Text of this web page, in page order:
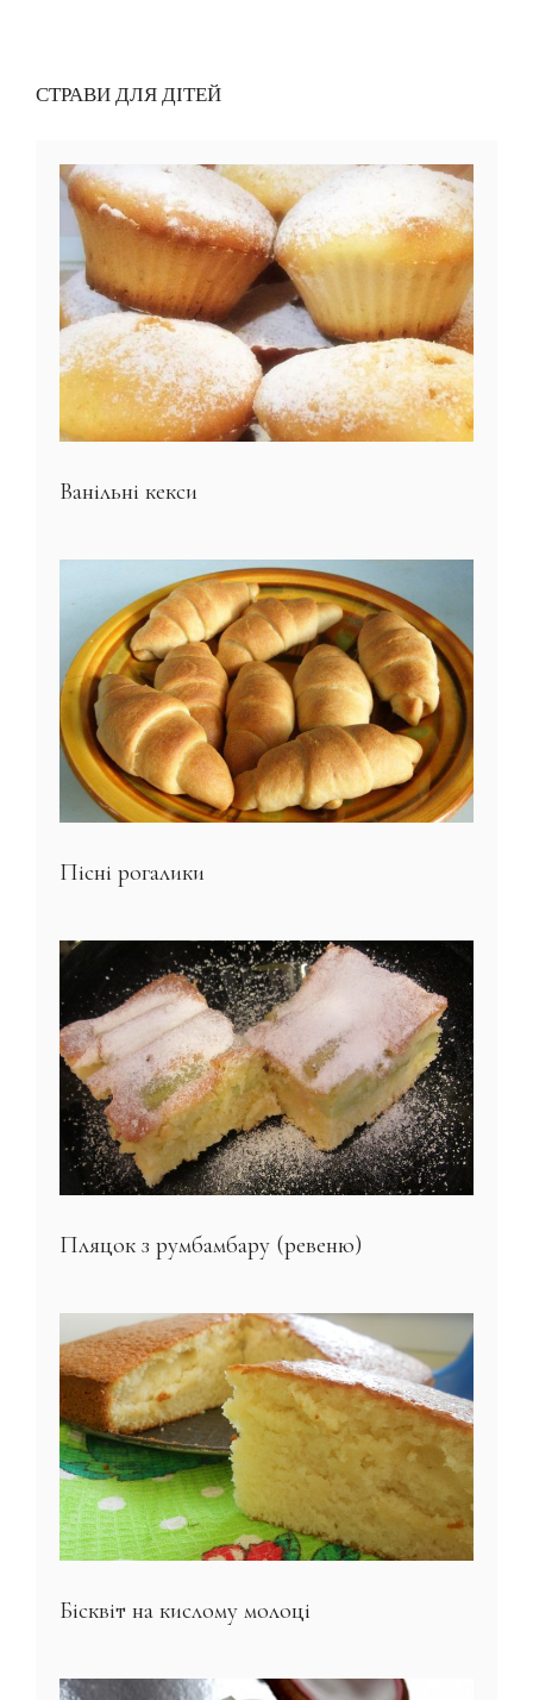
СТРАВИ ДЛЯ ДІТЕЙ
Ванільні кекси
Пісні рогалики
Пляцок з румбамбару (ревеню)
Бісквіт на кислому молоці